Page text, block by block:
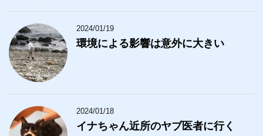
2024/01/19
環境による影響は意外に大きい
2024/01/18
イナちゃん近所のヤブ医者に行く